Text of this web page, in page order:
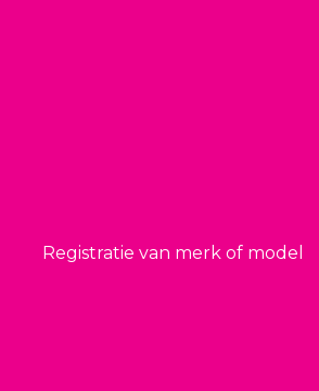
Registratie van merk of model